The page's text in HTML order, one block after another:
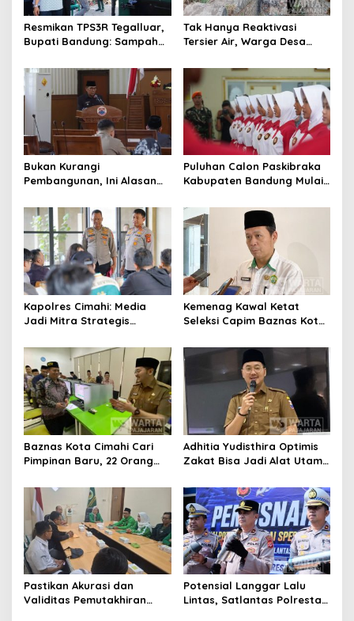
o
s
Resmikan TPS3R Tegalluar,
Bupati Bandung: Sampah
Pemerintah
Tak Hanya Reaktivasi
Tersier Air, Warga Desa
Alternatif di Padalarang
Bukan Kurangi
Pembangunan, Ini Alasan
Pengurangan Belanja
Daerah
Puluhan Calon Paskibraka
Kabupaten Bandung Mulai
Kapolres Cimahi: Media
Jadi Mitra Strategis
Publik
Kemenag Kawal Ketat
Seleksi Capim Baznas Kota
Komisioner Baznas
Berintegritas
Baznas Kota Cimahi Cari
Pimpinan Baru, 22 Orang
Adhitia Yudisthira Optimis
Zakat Bisa Jadi Alat Utama
Kota Cimahi
Pastikan Akurasi dan
Validitas Pemutakhiran
Potensial Langgar Lalu
Lintas, Satlantas Polresta